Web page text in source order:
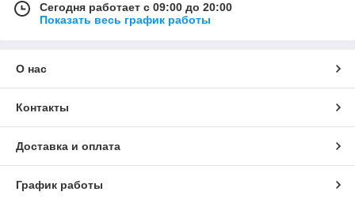
Сегодня работает с 09:00 до 20:00
Показать весь график работы
О нас
Контакты
Доставка и оплата
График работы